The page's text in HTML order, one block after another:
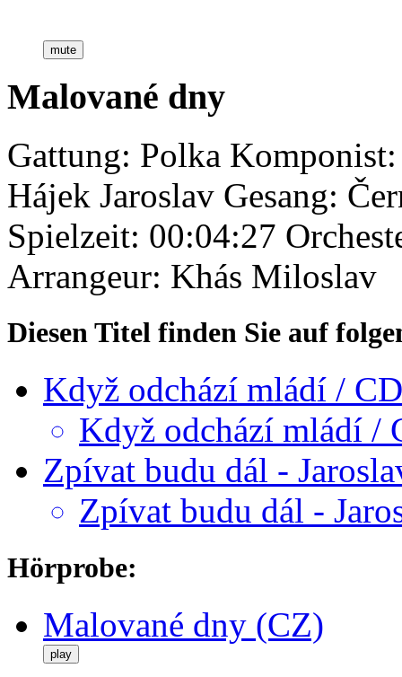
mute
Malované dny
Gattung: Polka
Hájek Jaroslav Gesang:
Spielzeit: 00:04:27
Arrangeur: Khás Miloslav
Diesen Titel finden Sie auf
Když odchází mládí /
Když odchází mládí /
Zpívat budu dál -
Zpívat budu dál -
Hörprobe:
Malované dny (CZ)
play